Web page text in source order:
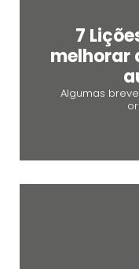
7
melhorar
Algumas